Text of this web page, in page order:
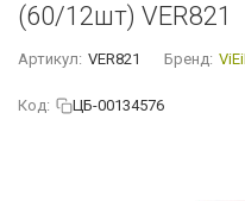
(60/12шт) VER821
Артикул: VER821 Бренд:
Код: ЦБ-00134576